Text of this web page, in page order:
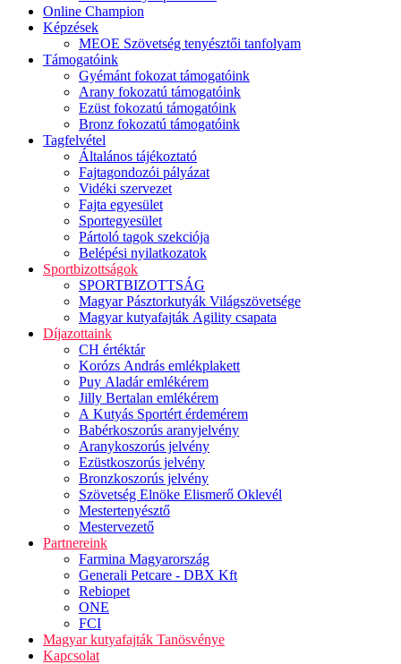
Online Champion
Képzések
MEOE Szövetség tenyésztői tanfolyam
Támogatóink
Gyémánt fokozat támogatóink
Arany fokozatú támogatóink
Ezüst fokozatú támogatóink
Bronz fokozatú támogatóink
Tagfelvétel
Általános tájékoztató
Fajtagondozói pályázat
Vidéki szervezet
Fajta egyesület
Sportegyesület
Pártoló tagok szekciója
Belépési nyilatkozatok
Sportbizottságok
SPORTBIZOTTSÁG
Magyar Pásztorkutyák Világszövetsége
Magyar kutyafajták Agility csapata
Díjazottaink
CH értéktár
Korózs András emlékplakett
Puy Aladár emlékérem
Jilly Bertalan emlékérem
A Kutyás Sportért érdemérem
Babérkoszorús aranyjelvény
Aranykoszorús jelvény
Ezüstkoszorús jelvény
Bronzkoszorús jelvény
Szövetség Elnöke Elismerő Oklevél
Mestertenyésztő
Mestervezető
Partnereink
Farmina Magyarország
Generali Petcare - DBX Kft
Rebiopet
ONE
FCI
Magyar kutyafajták Tanösvénye
Kapcsolat